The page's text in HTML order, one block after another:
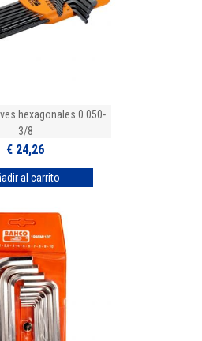
hexagonales 0.050-
3/8
€ 24,26